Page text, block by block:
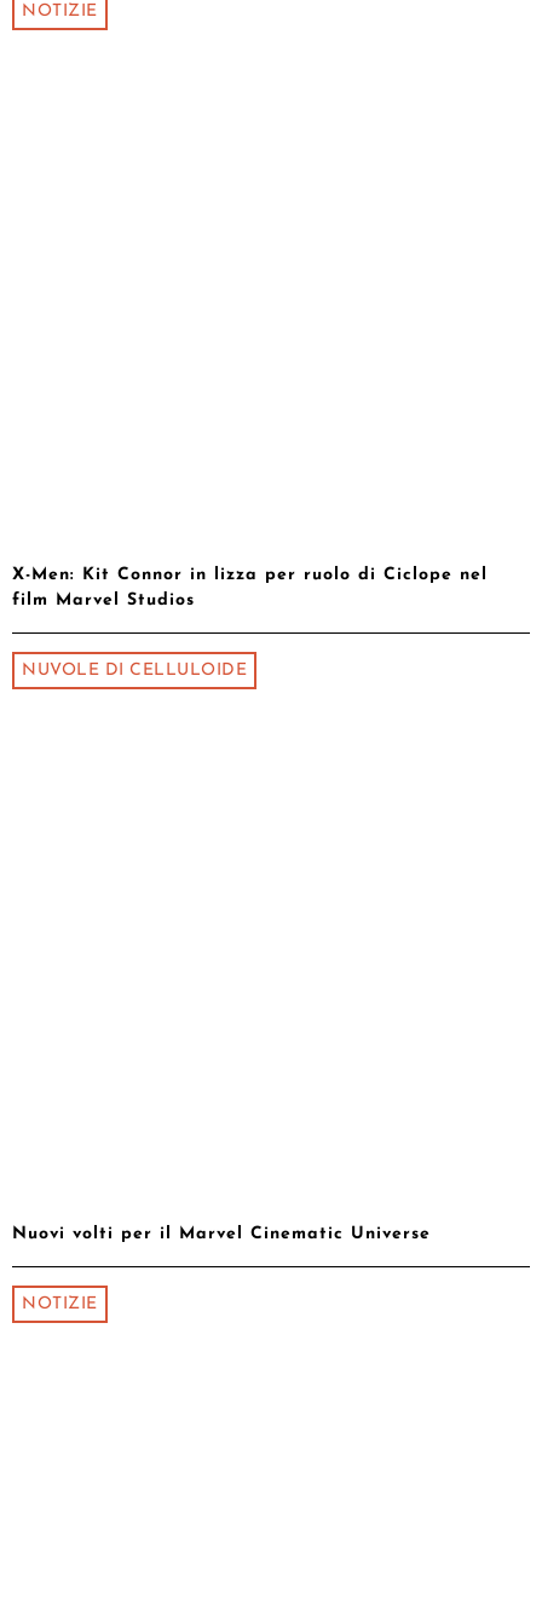
NOTIZIE
X-Men: Kit Connor in lizza per ruolo di Ciclope nel
film Marvel Studios
NUVOLE DI CELLULOIDE
Nuovi volti per il Marvel Cinematic Universe
NOTIZIE